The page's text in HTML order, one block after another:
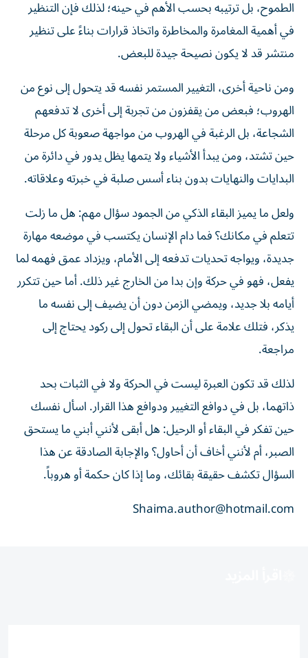
الطموح، بل ترتيبه بحسب الأهم في حينه؛ لذلك فإن التنظير
في أهمية المغامرة والمخاطرة واتخاذ قرارات بناءً على تنظير
منتشر قد لا يكون نصيحة جيدة للبعض.
ومن ناحية أخرى، التغيير المستمر نفسه قد يتحول إلى نوع من
الهروب؛ فبعض من يقفزون من تجربة إلى أخرى لا تدفعهم
الشجاعة، بل الرغبة في الهروب من مواجهة صعوبة كل مرحلة
حين تشتد، ومن يبدأ الأشياء ولا يتمها يظل يدور في دائرة من
البدايات والنهايات بدون بناء أسس صلبة في خبرته وعلاقاته.
ولعل ما يميز البقاء الذكي من الجمود سؤال مهم: هل ما زلت
تتعلم في مكانك؟ فما دام الإنسان يكتسب في موضعه مهارة
جديدة، ويواجه تحديات تدفعه إلى الأمام، ويزداد عمق فهمه لما
يفعل، فهو في حركة وإن بدا من الخارج غير ذلك. أما حين تتكرر
أيامه بلا جديد، ويمضي الزمن دون أن يضيف إلى نفسه ما
يذكر، فتلك علامة على أن البقاء تحول إلى ركود يحتاج إلى
مراجعة.
لذلك قد تكون العبرة ليست في الحركة ولا في الثبات بحد
ذاتهما، بل في دوافع التغيير ودوافع هذا القرار. اسأل نفسك
حين تفكر في البقاء أو الرحيل: هل أبقى لأنني أبني ما يستحق
الصبر، أم لأنني أخاف أن أحاول؟ والإجابة الصادقة عن هذا
السؤال تكشف حقيقة بقائك، وما إذا كان حكمة أو هروباً.
Shaima.author@hotmail.com